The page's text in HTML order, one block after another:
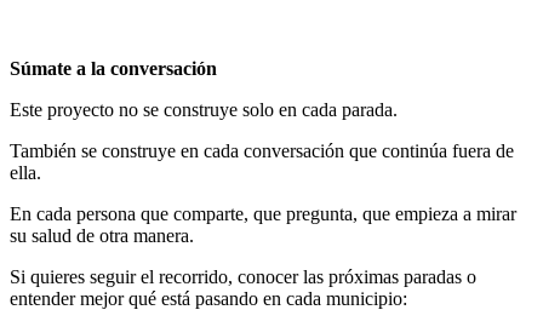
Súmate a la conversación
Este proyecto no se construye solo en cada parada.
También se construye en cada conversación que continúa fuera de
ella.
En cada persona que comparte, que pregunta, que empieza a mirar
su salud de otra manera.
Si quieres seguir el recorrido, conocer las próximas paradas o
entender mejor qué está pasando en cada municipio: